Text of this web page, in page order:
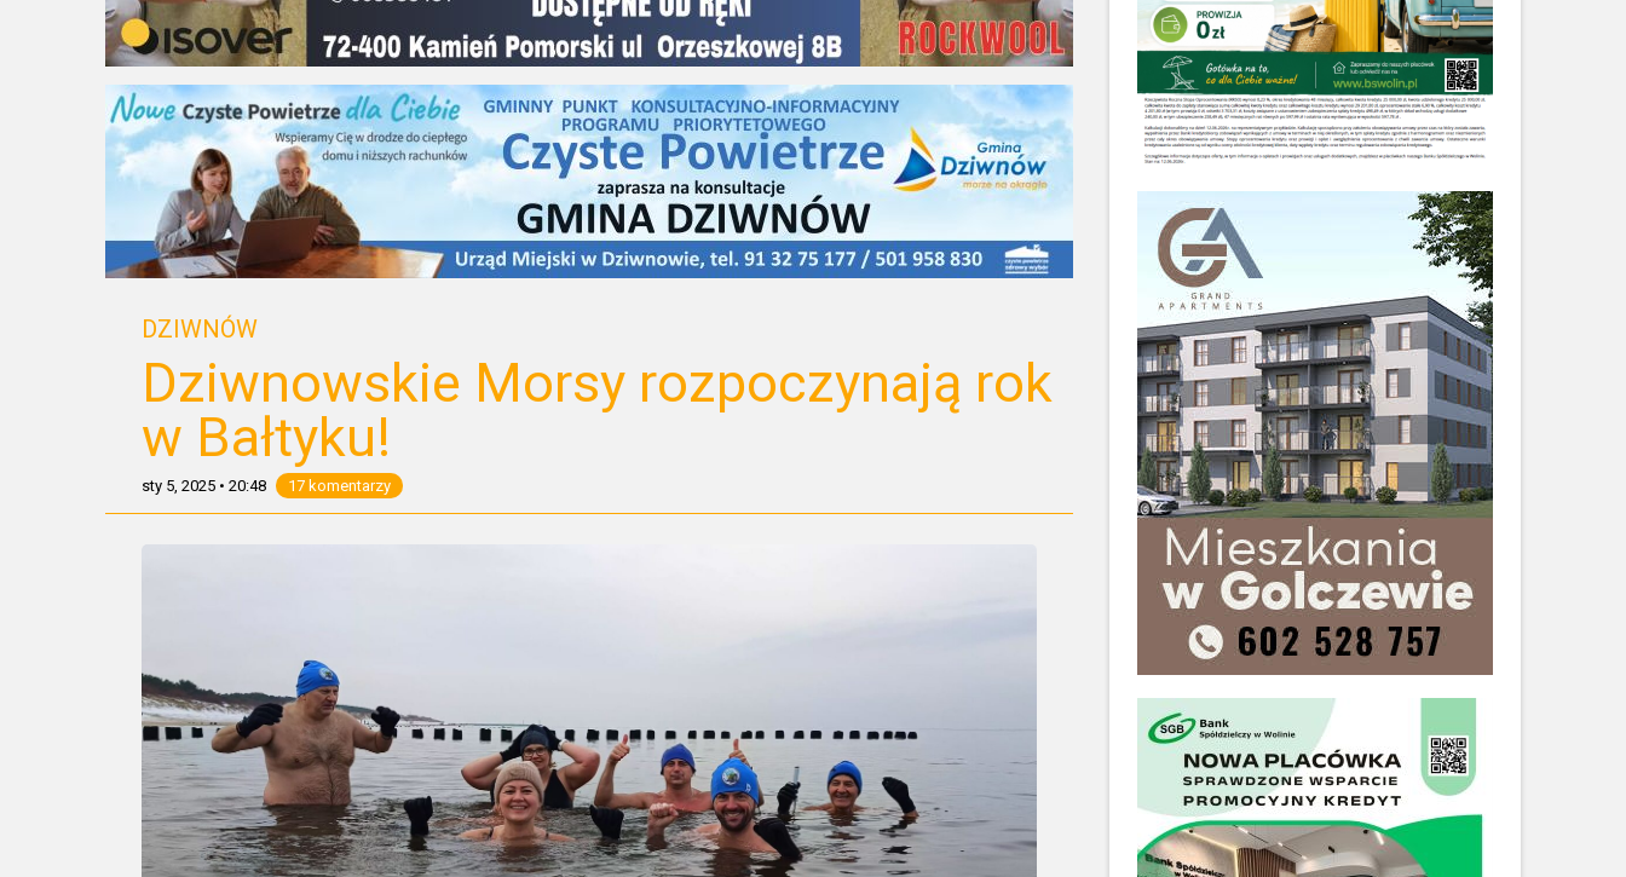
DZIWNÓW
Dziwnowskie Morsy rozpoczynają rok
w Bałtyku!
sty 5, 2025 • 20:48 17 komentarzy